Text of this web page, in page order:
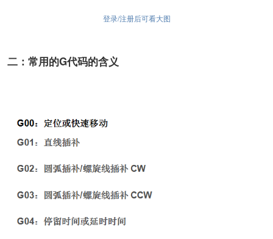
登录/注册后可看大图
二：常用的G代码的含义